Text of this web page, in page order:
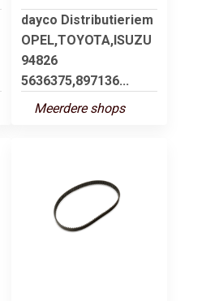
dayco Distributieriem
OPEL,TOYOTA,ISUZU
94826
5636375,897136...
Meerdere shops